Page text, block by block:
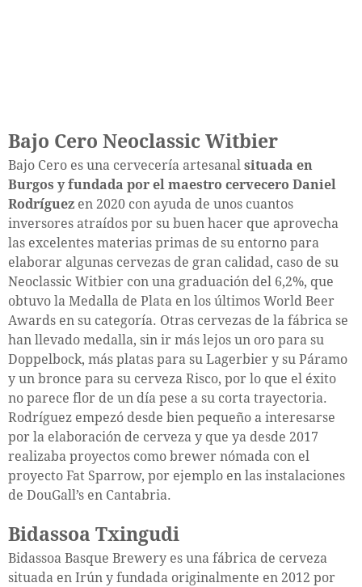
Bajo Cero Neoclassic Witbier
Bajo Cero es una cervecería artesanal situada en
Burgos y fundada por el maestro cervecero Daniel
Rodríguez en 2020 con ayuda de unos cuantos
inversores atraídos por su buen hacer que aprovecha
las excelentes materias primas de su entorno para
elaborar algunas cervezas de gran calidad, caso de su
Neoclassic Witbier con una graduación del 6,2%, que
obtuvo la Medalla de Plata en los últimos World Beer
Awards en su categoría. Otras cervezas de la fábrica se
han llevado medalla, sin ir más lejos un oro para su
Doppelbock, más platas para su Lagerbier y su Páramo
y un bronce para su cerveza Risco, por lo que el éxito
no parece flor de un día pese a su corta trayectoria.
Rodríguez empezó desde bien pequeño a interesarse
por la elaboración de cerveza y que ya desde 2017
realizaba proyectos como brewer nómada con el
proyecto Fat Sparrow, por ejemplo en las instalaciones
de DouGall’s en Cantabria.
Bidassoa Txingudi
Bidassoa Basque Brewery es una fábrica de cerveza
situada en Irún y fundada originalmente en 2012 por